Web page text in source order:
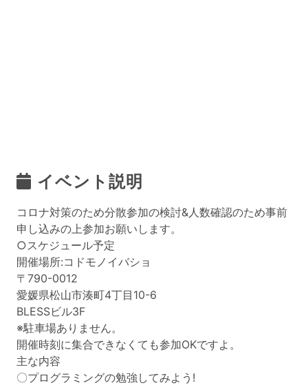
イベント説明
コロナ対策のため分散参加の検討&人数確認のため事前
申し込みの上参加お願いします。
○スケジュール予定
開催場所:コドモノイバショ
〒790-0012
愛媛県松山市湊町4丁目10-6
BLESSビル3F
※駐車場ありません。
開催時刻に集合できなくても参加OKですよ。
主な内容
〇プログラミングの勉強してみよう!